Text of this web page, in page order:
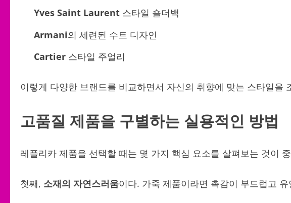
Yves Saint Laurent 스타일 숄더백
Armani의 세련된 수트 디자인
Cartier 스타일 주얼리
이렇게 다양한 브랜드를 비교하면서 자신의 취향에 맞는 스타일
고품질 제품을 구별하는 실용적인 방법
레플리카 제품을 선택할 때는 몇 가지 핵심 요소를 살펴보는 것이
첫째, 소재의 자연스러움이다. 가죽 제품이라면 촉감이 부드럽고